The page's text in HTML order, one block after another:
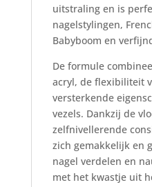
uitstraling en is
nagelstylingen,
Babyboom en
De formule
acryl, de flexibiliteit
versterkende
vezels. Dankzij de
zelfnivellerende
zich gemakkelijk en
nagel verdelen en
met het kwastje uit